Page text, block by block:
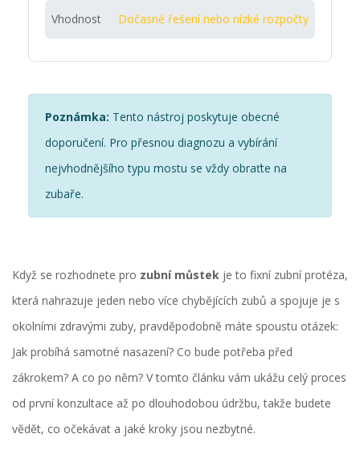
Vhodnost Dočasné řešení nebo nízké rozpočty
Poznámka: Tento nástroj poskytuje obecné
doporučení. Pro přesnou diagnozu a vybírání
nejvhodnějšího typu mostu se vždy obraťte na
zubaře.
Když se rozhodnete pro zubní můstek je to fixní zubní protéza,
která nahrazuje jeden nebo více chybějících zubů a spojuje je s
okolními zdravými zuby, pravděpodobně máte spoustu otázek:
Jak probíhá samotné nasazení? Co bude potřeba před
zákrokem? A co po něm? V tomto článku vám ukážu celý proces
od první konzultace až po dlouhodobou údržbu, takže budete
vědět, co očekávat a jaké kroky jsou nezbytné.